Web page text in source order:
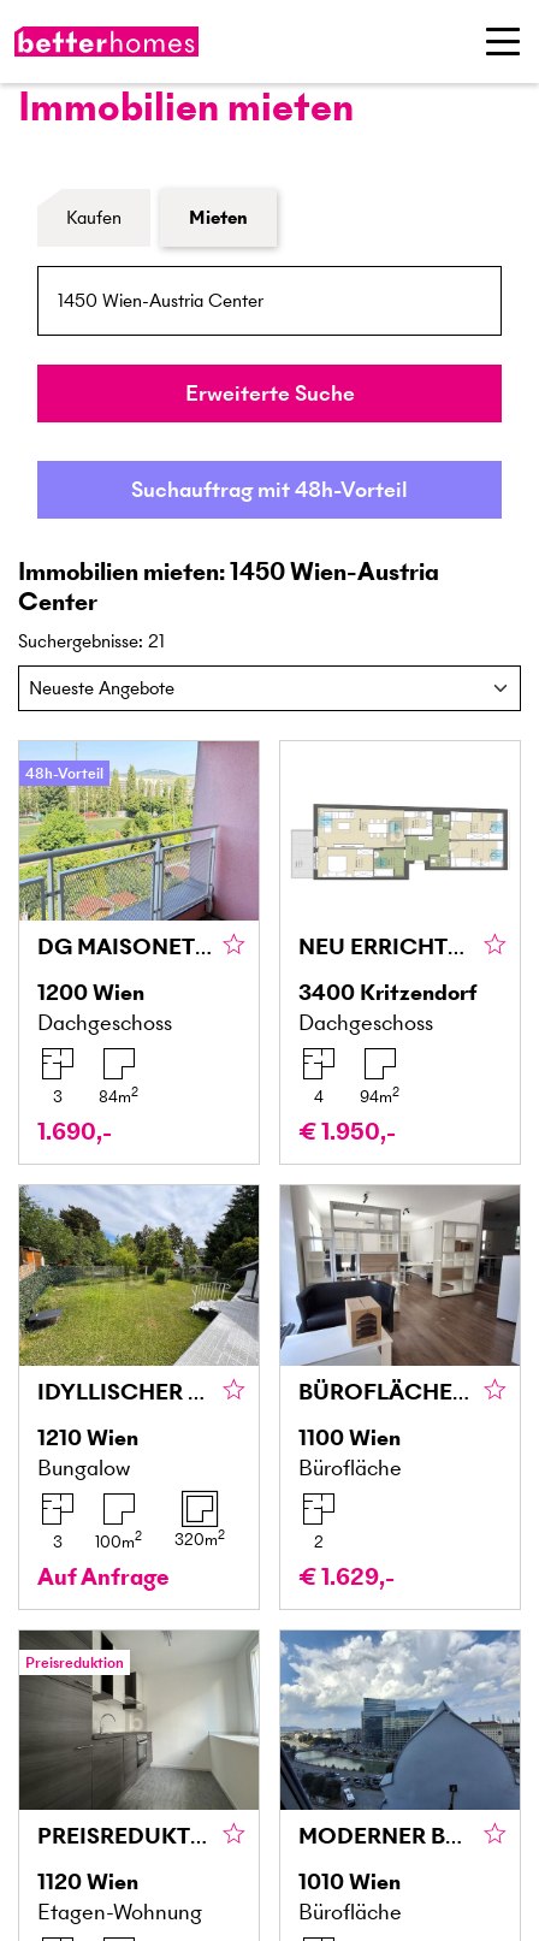
Immobilien mieten
Formular Immobiliensuche
Kaufen Mieten
Umkreis
Erweiterte Suche
Suchauftrag mit 48h-Vorteil
Immobilien mieten: 1450 Wien-Austria
Center
Suchergebnisse: 21
48h-Vorteil
DG MAISONETTE MIT LOGGIA UND GRÜNBLICK IN DONAU NÄHE
1200Wien
Dachgeschoss
3 84m2
1.690,-
NEU ERRICHTETER WOHNHIT MIT PERFEKTER ANBINDUNG INS GRÜNE UND ZENTRUM
3400 Kritzendorf
Dachgeschoss
4 94m2
€ 1.950,-
IDYLLISCHER BUNGALOW IM GRÜNEN
1210Wien
Bungalow
3 100m2 320m2
Auf Anfrage
BÜROFLÄCHE / GESCHÄFTSLOKAL MIT 91 M² IN 1100 WIEN – VIELSEITIG NUTZBAR IN GUTER LAGE
1100Wien
Bürofläche
2
€ 1.629,-
Preisreduktion
PREISREDUKTION! URBAN WOHNEN MIT RUHEFAKTOR – FRISCH SANIERTE 2-ZIMMER-WOHNUNG
1120Wien
Etagen-Wohnung
MODERNER BEHANDLUNGSRAUM IM HERZEN WIENS - IDEAL FÜR ÄSTHETIK & MEDIZIN
1010Wien
Bürofläche